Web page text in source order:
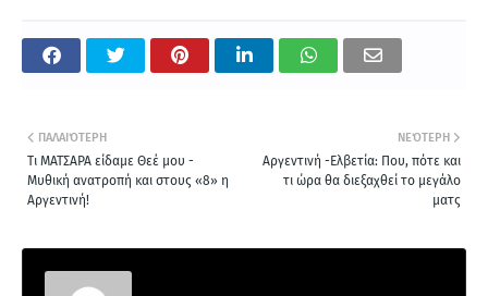
ΝΕΌΤΕΡΗ
Αργεντινή -Eλβετία: Που, πότε και
τι ώρα θα διεξαχθεί το μεγάλο
ματς
ΠΑΛΑΙΌΤΕΡΗ
Τι ΜΑΤΣΑΡΑ είδαμε Θεέ μου -
Μυθική ανατροπή και στους «8» η
Αργεντινή!